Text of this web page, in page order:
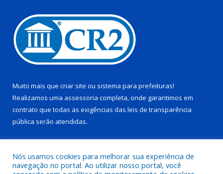
Muito mais que criar site ou sistema para prefeituras!
Realizamos uma assessoria completa, onde garantimos em
contrato que todas as exigências das leis de transparência
pública serão atendidas.
Nós usamos cookies para melhorar sua experiência de
navegação no portal. Ao utilizar nosso portal, você